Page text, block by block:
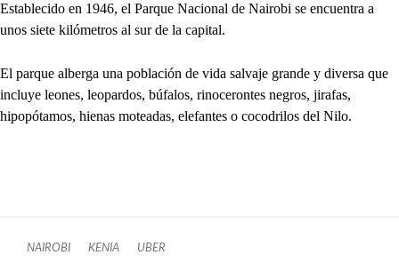
Establecido en 1946, el Parque Nacional de Nairobi se encuentra a
unos siete kilómetros al sur de la capital.
El parque alberga una población de vida salvaje grande y diversa que
incluye leones, leopardos, búfalos, rinocerontes negros, jirafas,
hipopótamos, hienas moteadas, elefantes o cocodrilos del Nilo.
NAIROBI KENIA UBER